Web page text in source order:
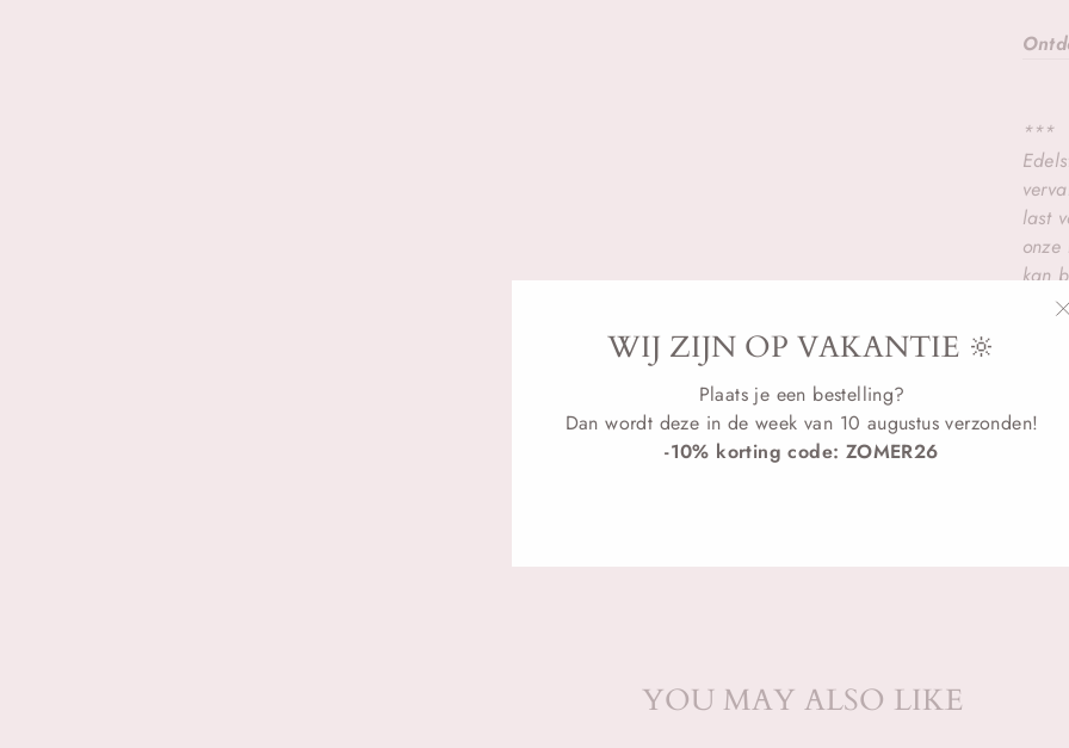
***
last
kan
YOU MAY ALSO LIKE
WIJ ZIJN OP VAKANTIE 🔆
Plaats je een bestelling?
Dan wordt deze in de week van 10 augustus verzonden!
-10% korting code: ZOMER26